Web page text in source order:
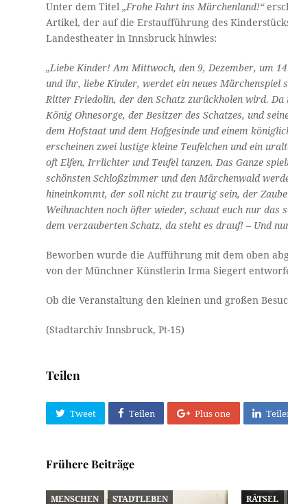
Unter dem Titel„Frohe Fahrt ins Märchenland!“
Artikel, der auf die Erstaufführung des
Landestheater in Innsbruck hinwies:
„Liebe Kinder! Am Mittwoch, den 9, Dezember, um
und ihr, liebe Kinder, werdet ein neues Märchenspiel
Ritter Friedolin, der den Schatz zurückholen wird.
König Ohnesorge, der Besitzer des Schatzes, und
dem Hofstaat und dem Hofgesinde und einem
erscheinen zwei lustige kleine Teufelchen und ein
oft Elfen, Irrlichter und Teufel tanzen. Das Ganze
schönsten Schloßzimmer und den Märchenwald
hineinkommt, der soll nicht zu traurig sein, der
Weihnachten noch öfter wieder, schaut euch nur das
dem verzauberten Schatz, da steht es drauf! – Und
Beworben wurde die Aufführung mit dem oben
von der Münchner Künstlerin Irma Siegert
Ob die Veranstaltung den kleinen und großen
(Stadtarchiv Innsbruck, Pt-15)
Teilen
Tweet Teilen Plus one
Frühere Beiträge
MENSCHEN STADTLEBEN RÄTSEL